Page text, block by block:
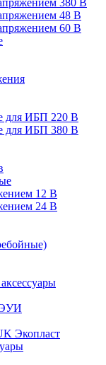
380 В
48 В
60 В
для ИБП 220 В
для ИБП 380 В
12 В
24 В
ЭУИ
Экопласт